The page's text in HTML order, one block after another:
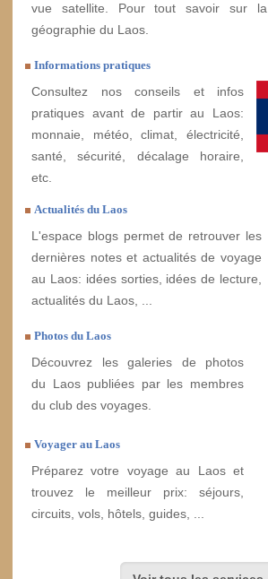
vue satellite. Pour tout savoir sur la
géographie du Laos.
Informations pratiques
Consultez nos conseils et infos
pratiques avant de partir au Laos:
monnaie, météo, climat, électricité,
santé, sécurité, décalage horaire,
etc.
Actualités du Laos
L'espace blogs permet de retrouver les
dernières notes et actualités de voyage
au Laos: idées sorties, idées de lecture,
actualités du Laos, ...
Photos du Laos
Découvrez les galeries de photos
du Laos publiées par les membres
du club des voyages.
Voyager au Laos
Préparez votre voyage au Laos et
trouvez le meilleur prix: séjours,
circuits, vols, hôtels, guides, ...